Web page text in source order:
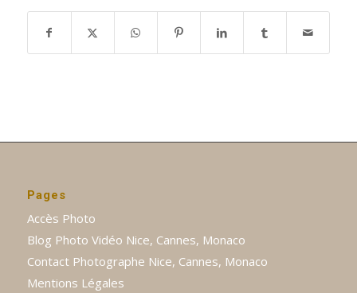
Pages
Accès Photo
Blog Photo Vidéo Nice, Cannes, Monaco
Contact Photographe Nice, Cannes, Monaco
Mentions Légales